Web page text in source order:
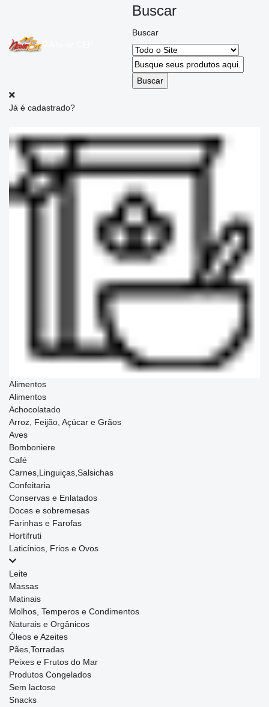
Buscar
Buscar
Já é cadastrado?
Alimentos
Alimentos
Achocolatado
Arroz, Feijão, Açúcar e Grãos
Aves
Bomboniere
Café
Carnes,Linguiças,Salsichas
Confeitaria
Conservas e Enlatados
Doces e sobremesas
Farinhas e Farofas
Hortifruti
Laticínios, Frios e Ovos
Leite
Massas
Matinais
Molhos, Temperos e Condimentos
Naturais e Orgânicos
Óleos e Azeites
Pães,Torradas
Peixes e Frutos do Mar
Produtos Congelados
Sem lactose
Snacks